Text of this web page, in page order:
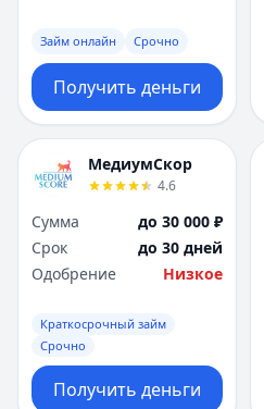
Займ онлайн Срочно
Получить деньги
МедиумСкор
4.6
Сумма
до 30 000 ₽
Срок
до 30 дней
Одобрение
Низкое
Краткосрочный займ
Срочно
Получить деньги